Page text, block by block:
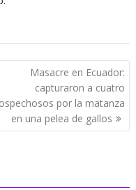
Masacre en Ecuador:
capturaron a cuatro
por la matanza
en una pelea de gallos